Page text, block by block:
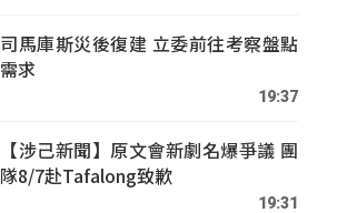
司馬庫斯災後復建 立委前往考察盤點
需求
19:37
【涉己新聞】原文會新劇名爆爭議 團
隊8/7赴Tafalong致歉
19:31